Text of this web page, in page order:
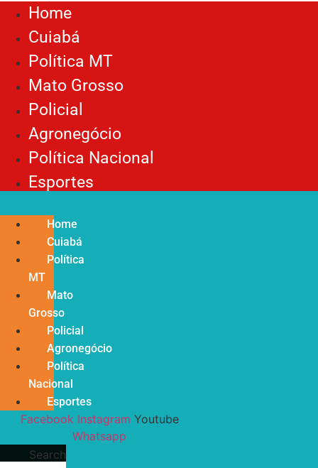
Home
Cuiabá
Política MT
Mato Grosso
Policial
Agronegócio
Política Nacional
Esportes
Home
Cuiabá
Política
MT
Mato
Grosso
Policial
Agronegócio
Política
Nacional
Esportes
Facebook Instagram Youtube
Whatsapp
Search